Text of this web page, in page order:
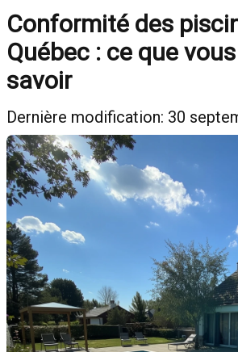
Conformité des
Québec : ce que
savoir
Dernière modification: 30